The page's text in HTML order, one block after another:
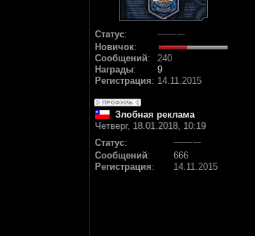
Статус:
Новичок:
Сообщений:
240
Награды:
9
Регистрация: 14.11.2015
Злобная реклама
Четверг, 18.01.2018, 10:19
Статус:
Сообщений:
666
Регистрация: 14.11.2015